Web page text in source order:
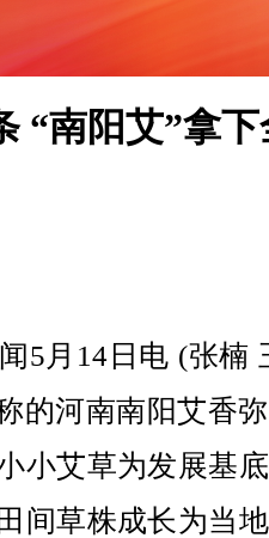
“南阳艾”拿
月14日电 (张楠
的河南南阳艾香
小艾草为发展基
间草株成长为当